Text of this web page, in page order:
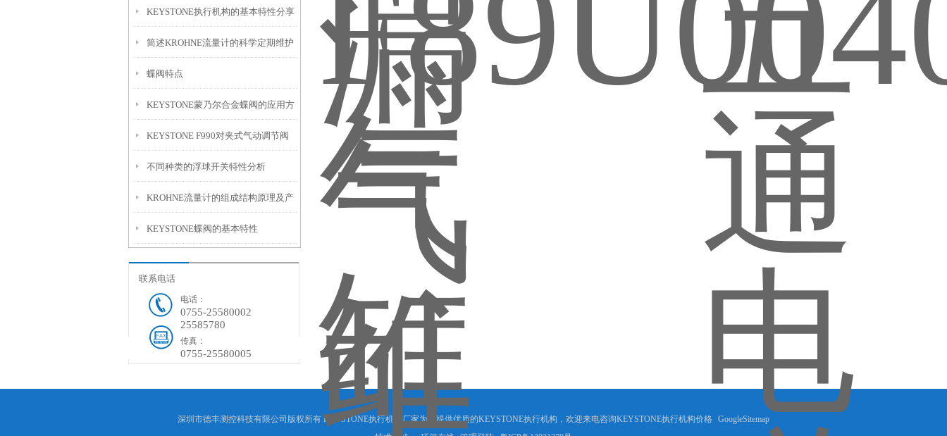
步骤
KEYSTONE执行机构的基本特性分享
简述KROHNE流量计的科学定期维护
保养方法
蝶阀特点
KEYSTONE蒙乃尔合金蝶阀的应用方
向
KEYSTONE F990对夹式气动调节阀
设计要点
不同种类的浮球开关特性分析
KROHNE流量计的组成结构原理及产
品优势介绍
KEYSTONE蝶阀的基本特性
联系电话
电话：
0755-25580002
25585780
传真：
0755-25580005
深圳市德丰测控科技有限公司版权所有 KEYSTONE执行机构厂家为您提供优质的KEYSTONE执行机构，欢迎来电咨询KEYSTONE执行机构价格 GoogleSitemap